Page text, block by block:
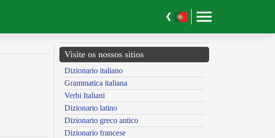
Visite os nossos sitios
Dizionario italiano
Grammatica italiana
Verbi Italiani
Dizionario latino
Dizionario greco antico
Dizionario francese